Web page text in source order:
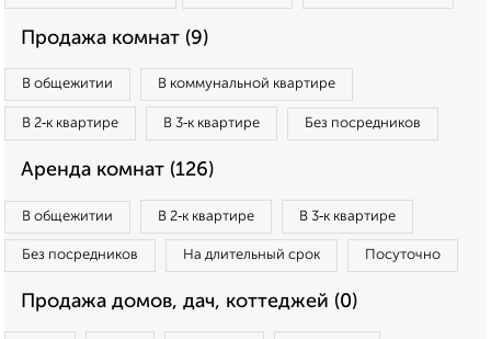
Продажа комнат (9)
В общежитии В коммунальной квартире
В 2‑к квартире В 3‑к квартире Без посредников
Аренда комнат (126)
В общежитии В 2‑к квартире В 3‑к квартире
Без посредников На длительный срок Посуточно
Продажа домов, дач, коттеджей (0)